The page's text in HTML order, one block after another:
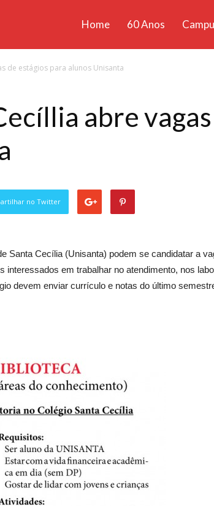
Home 60 Anos
de estágios para alunos Unisanta
abre
no Twitter
Santa Cecília (Unisanta) podem se candidatar a
interessados em trabalhar no atendimento, nos
devem enviar currículo e notas do último